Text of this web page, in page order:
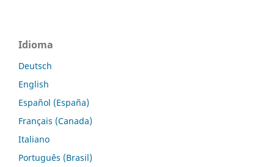
Idioma
Deutsch
English
Español (España)
Français (Canada)
Italiano
Português (Brasil)